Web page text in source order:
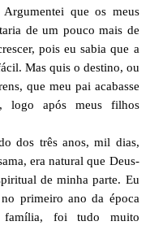
que os meus
de um pouco mais de
pois eu sabia que a
Mas quis o destino, ou
que meu pai acabasse
logo após meus filhos
dos três anos, mil dias,
era natural que Deus-
de minha parte. Eu
primeiro ano da época
família, foi tudo muito